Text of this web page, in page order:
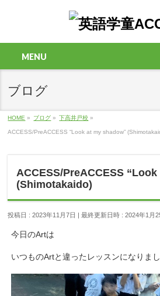
MENU
ブログ
HOME » ブログ » 下高井戸校 »
ACCESS/PreACCESS “Look at my shadow”
ACCESS/PreACCESS
(Shimotakaido)
投稿日 : 2023年11月7日 最終更新日時 : 2024年1月
今日のArtは
いつものArtと違ったレッスンになりま